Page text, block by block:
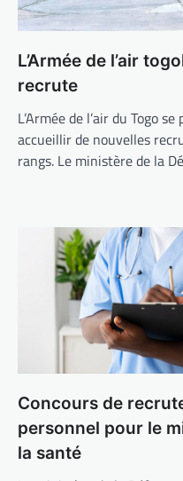
L’Armée de l’air
recrute
L’Armée de l’air du Togo
accueillir de nouvelles
rangs. Le ministère de la
Concours de
personnel pour le
la santé